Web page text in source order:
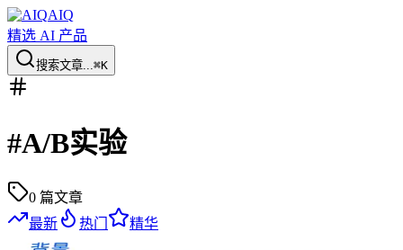
AIQ
精选 AI 产品
搜索文章...⌘K
#A/B实验
0 篇文章
最新
热门 精华